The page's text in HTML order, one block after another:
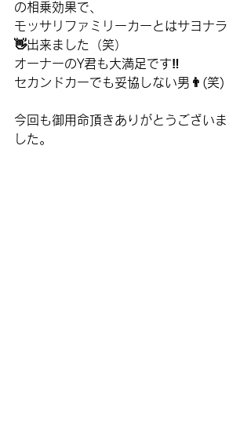
の相乗効果で、
モッサリファミリーカーとはサヨナラ
👋出来ました（笑）
オーナーのY君も大満足です‼️
セカンドカーでも妥協しない男👨(笑)
今回も御用命頂きありがとうございま
した。